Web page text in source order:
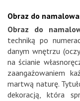
Obraz do
Obraz do
techniką po
danym wnętrzu
na ścianie
zaangażowaniem
martwą naturę.
dekoracją, która